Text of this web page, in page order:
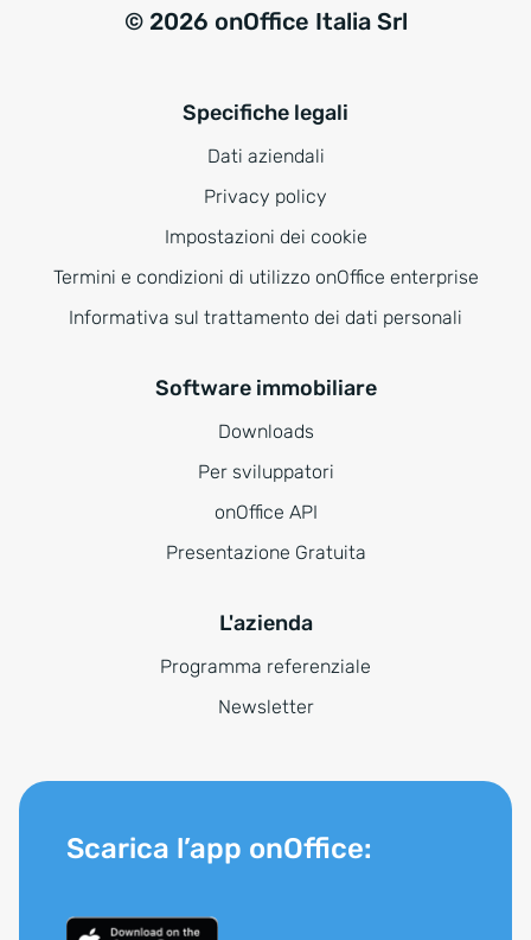
© 2026 onOffice Italia Srl
Specifiche legali
Dati aziendali
Privacy policy
Impostazioni dei cookie
Termini e condizioni di utilizzo onOffice enterprise
Informativa sul trattamento dei dati personali
Software immobiliare
Downloads
Per sviluppatori
onOffice API
Presentazione Gratuita
L'azienda
Programma referenziale
Newsletter
Scarica l’app onOffice: